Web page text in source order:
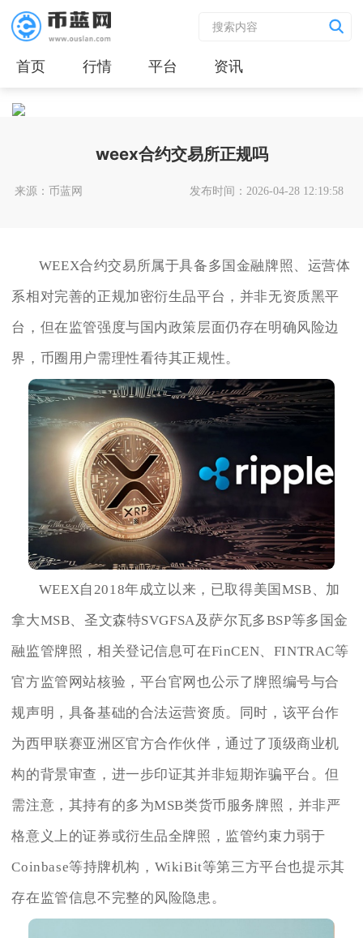
首页 行情 平台 资讯
weex合约交易所正规吗
来源：币蓝网 发布时间：2026-04-28 12:19:58
WEEX合约交易所属于具备多国金融牌照、运营体
系相对完善的正规加密衍生品平台，并非无资质黑平
台，但在监管强度与国内政策层面仍存在明确风险边
界，币圈用户需理性看待其正规性。
WEEX自2018年成立以来，已取得美国MSB、加
拿大MSB、圣文森特SVGFSA及萨尔瓦多BSP等多国金
融监管牌照，相关登记信息可在FinCEN、FINTRAC等
官方监管网站核验，平台官网也公示了牌照编号与合
规声明，具备基础的合法运营资质。同时，该平台作
为西甲联赛亚洲区官方合作伙伴，通过了顶级商业机
构的背景审查，进一步印证其并非短期诈骗平台。但
需注意，其持有的多为MSB类货币服务牌照，并非严
格意义上的证券或衍生品全牌照，监管约束力弱于
Coinbase等持牌机构，WikiBit等第三方平台也提示其
存在监管信息不完整的风险隐患。